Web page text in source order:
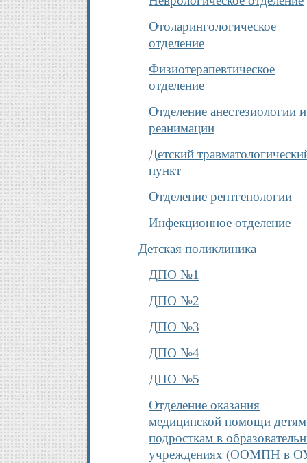
Отоларингологическое
отделение
Физиотерапевтическое
отделение
Отделение анестезиологии и
реанимации
Детский
пункт
Отделение рентгенологии
Инфекционное отделение
Детская поликлиника
ДПО №1
ДПО №2
ДПО №3
ДПО №4
ДПО №5
Отделение оказания
медицинской помощи
подросткам в
учреждениях (ООМПН в